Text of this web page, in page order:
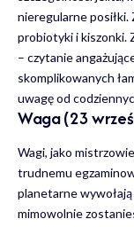
nieregularne posiłki.
probiotyki i kiszonki.
– czytanie
skomplikowanych
uwagę od
Waga (23
Wagi, jako
trudnemu
planetarne
mimowolnie